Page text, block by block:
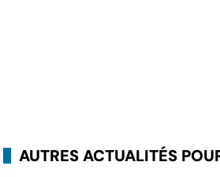
AUTRES ACTUALITÉS